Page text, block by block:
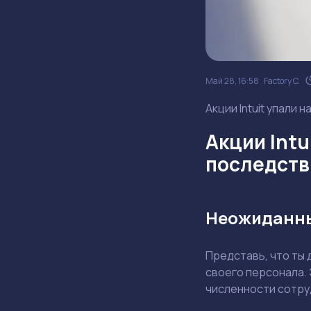
Май 28, 16:58 Factory C.
Акции Intuit упали
Акции
Представь, что ты
своего
численности